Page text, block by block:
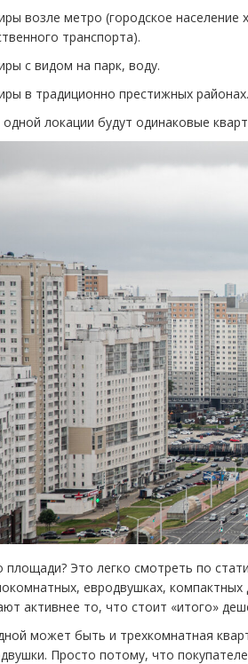
возле метро (городское население
транспорта).
с видом на парк, воду.
в традиционно престижных районах.
одной локации будут одинаковые
площади? Это легко смотреть по
евродвушках,
активнее то, что стоит «итого»
может быть и трехкомнатная
Просто потому, что